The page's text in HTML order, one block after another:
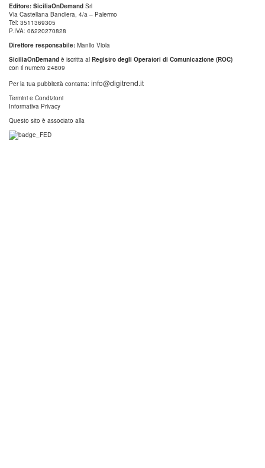
Editore: SiciliaOnDemand Srl
Via Castellana Bandiera, 4/a – Palermo
Tel: 3511369305
P.IVA: 06220270828
Direttore responsabile: Manlio Viola
SiciliaOnDemand è iscritta al Registro degli Operatori di Comunicazione (ROC)
con il numero 24809
Per la tua pubblicità contatta: info@digitrend.it
Termini e Condizioni
Informativa Privacy
Questo sito è associato alla